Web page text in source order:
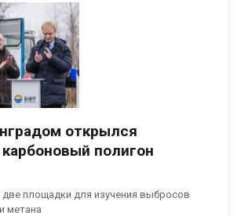
открылся
полигон
площадки для изучения выбросов
метана